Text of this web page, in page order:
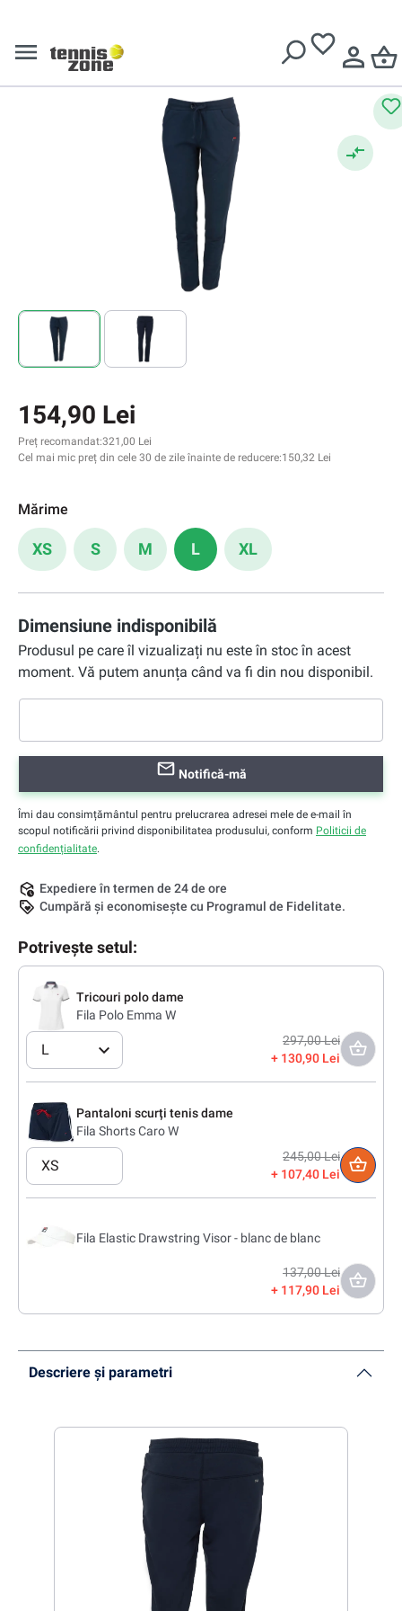
peacoat blue
154,90 Lei
Preț recomandat:321,00 Lei
Cel mai mic preț din cele 30 de zile înainte de reducere:150,32 Lei
Mărime
XS S M L XL
Dimensiune indisponibilă
Produsul pe care îl vizualizați nu este în stoc în acest
moment. Vă putem anunța când va fi din nou disponibil.
Notifică-mă
Îmi dau consimțământul pentru prelucrarea adresei mele de e-mail în
scopul notificării privind disponibilitatea produsului, conform Politicii de
confidențialitate.
Expediere în termen de 24 de ore
Cumpără și economisește cu Programul de Fidelitate.
Potrivește setul:
Tricouri polo dame
Fila Polo Emma W
L
297,00 Lei
130,90 Lei
Pantaloni scurți tenis dame
Fila Shorts Caro W
XS
245,00 Lei
107,40 Lei
Fila Elastic Drawstring Visor - blanc de blanc
137,00 Lei
117,90 Lei
Descriere și parametri